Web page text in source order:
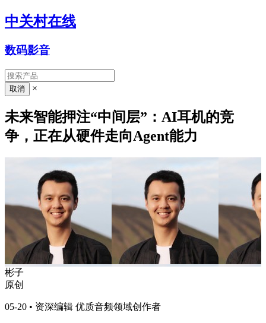
中关村在线
数码影音
×
未来智能押注“中间层”：AI耳机的竞
争，正在从硬件走向Agent能力
彬子
原创
05-20 • 资深编辑 优质音频领域创作者